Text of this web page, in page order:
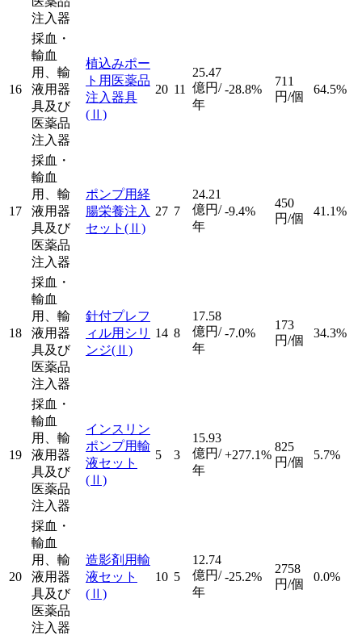
注入器
16
採血・
輸血
用、輸
液用器
具及び
医薬品
注入器
植込みポー
ト用医薬品
注入器具
(Ⅱ)
20 11
25.47
億円/
年
-28.8%
711
円/個
64.5%
17
採血・
輸血
用、輸
液用器
具及び
医薬品
注入器
ポンプ用経
腸栄養注入
セット (Ⅱ)
27 7
24.21
億円/
年
-9.4%
450
円/個
41.1%
18
採血・
輸血
用、輸
液用器
具及び
医薬品
注入器
針付プレフ
ィル用シリ
ンジ(Ⅱ)
14 8
17.58
億円/
年
-7.0%
173
円/個
34.3%
19
採血・
輸血
用、輸
液用器
具及び
医薬品
注入器
インスリン
ポンプ用輸
液セット
(Ⅱ)
5 3
15.93
億円/
年
+277.1%
825
円/個
5.7%
20
採血・
輸血
用、輸
液用器
具及び
医薬品
注入器
造影剤用輸
液セット
(Ⅱ)
10 5
12.74
億円/
年
-25.2%
2758
円/個
0.0%